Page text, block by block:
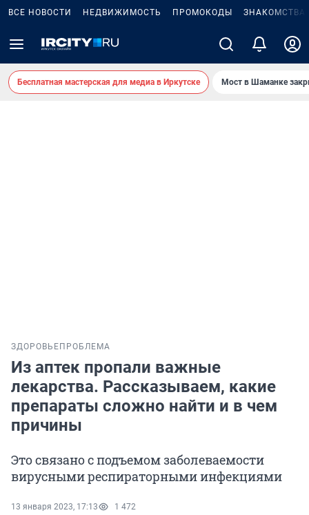
ВСЕ НОВОСТИ НЕДВИЖИМОСТЬ ПРОМОКОДЫ ЗНАКОМСТВА
Бесплатная мастерская для медиа в Иркутске Мост в Шаманке
ЗДОРОВЬЕ ПРОБЛЕМА
Из аптек пропали важные
лекарства. Рассказываем, какие
препараты сложно найти и в чем
причины
Это связано с подъемом заболеваемости
вирусными респираторными инфекциями
13 января 2023, 17:13 1 472